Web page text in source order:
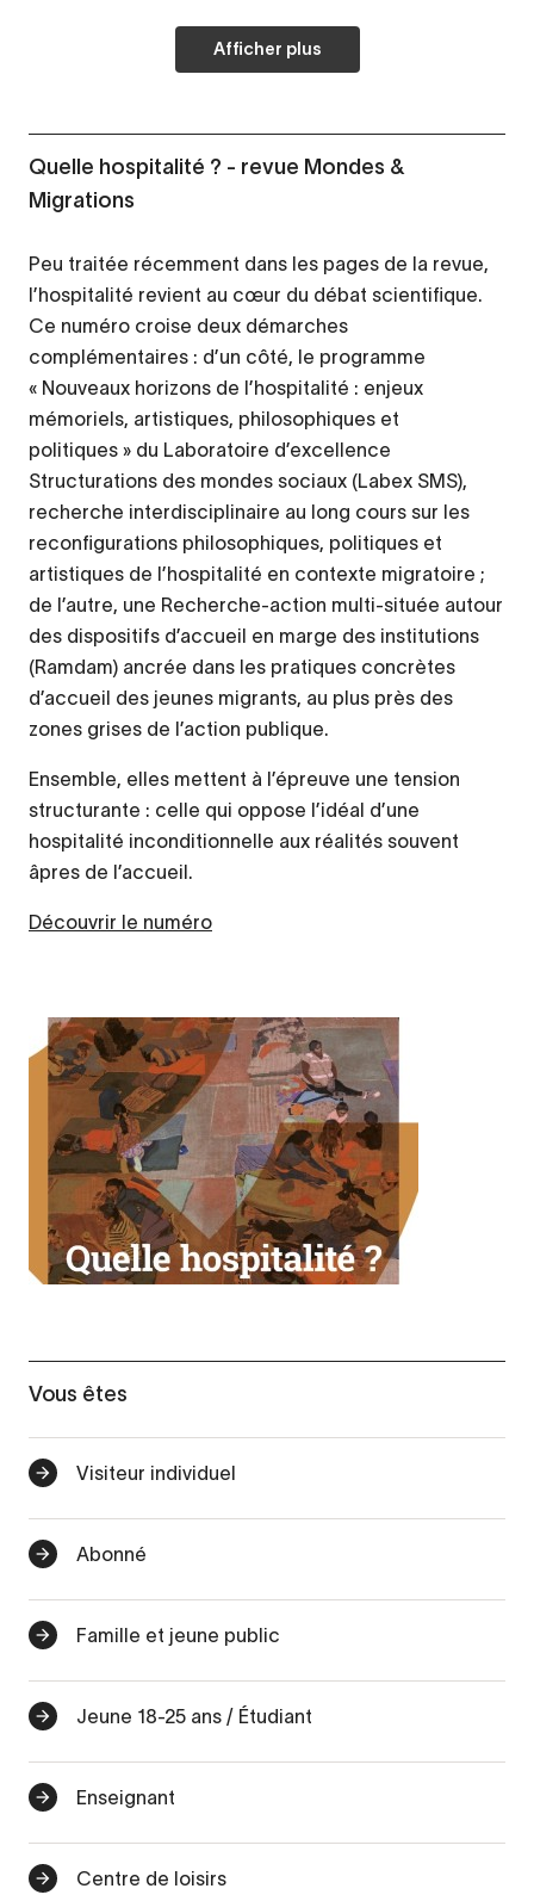
Afficher plus
Quelle hospitalité ? - revue Mondes &
Migrations
Peu traitée récemment dans les pages de la revue,
l’hospitalité revient au cœur du débat scientifique.
Ce numéro croise deux démarches
complémentaires : d’un côté, le programme
« Nouveaux horizons de l’hospitalité : enjeux
mémoriels, artistiques, philosophiques et
politiques » du Laboratoire d’excellence
Structurations des mondes sociaux (Labex SMS),
recherche interdisciplinaire au long cours sur les
reconfigurations philosophiques, politiques et
artistiques de l’hospitalité en contexte migratoire ;
de l’autre, une Recherche-action multi-située autour
des dispositifs d’accueil en marge des institutions
(Ramdam) ancrée dans les pratiques concrètes
d’accueil des jeunes migrants, au plus près des
zones grises de l’action publique.
Ensemble, elles mettent à l’épreuve une tension
structurante : celle qui oppose l’idéal d’une
hospitalité inconditionnelle aux réalités souvent
âpres de l’accueil.
Découvrir le numéro
Vous êtes
Visiteur individuel
Abonné
Famille et jeune public
Jeune 18-25 ans / Étudiant
Enseignant
Centre de loisirs